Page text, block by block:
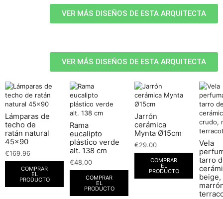
VER MÁS DISEÑOS DE ESTA ARQUITECTA
VER MÁS DISEÑOS DE ESTA ARQUITECTA
Lámparas de
techo de
ratán natural
45×90
€169.96
COMPRAR
EL
PRODUCTO
Rama
eucalipto
plástico verde
alt. 138 cm
€48.00
COMPRAR
EL
PRODUCTO
Jarrón
cerámica
Mynta Ø15cm
€29.00
COMPRAR
EL
PRODUCTO
Vela
tarro